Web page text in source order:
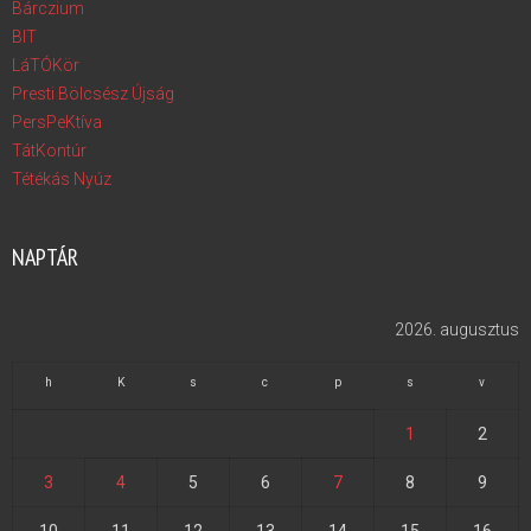
Bárczium
BIT
LáTÓKör
Presti Bölcsész Újság
PersPeKtíva
TátKontúr
Tétékás Nyúz
NAPTÁR
2026. augusztus
h K s c p s v
1 2
3 4 5 6 7 8 9